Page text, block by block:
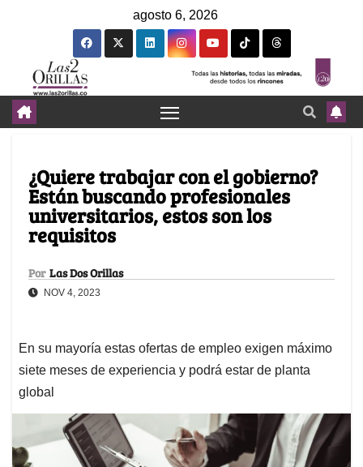
agosto 6, 2026
¿Quiere trabajar con el gobierno?
Están buscando profesionales
universitarios, estos son los
requisitos
Por Las Dos Orillas
NOV 4, 2023
En su mayoría estas ofertas de empleo exigen máximo
siete meses de experiencia y podrá estar de planta
global